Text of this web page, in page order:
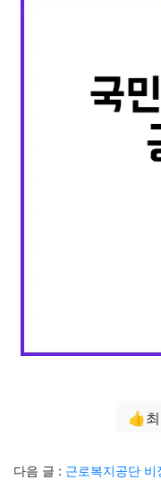
👍
다음 글 : 근로복지공단